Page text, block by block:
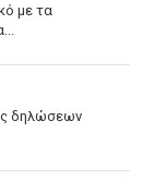
με τα
δηλώσεων